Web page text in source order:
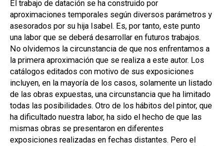
El trabajo de datación se ha construido por
aproximaciones temporales según diversos parámetros y
asesorados por su hija Isabel. Es, por tanto, este punto
una labor que se deberá desarrollar en futuros trabajos.
No olvidemos la circunstancia de que nos enfrentamos a
la primera aproximación que se realiza a este autor. Los
catálogos editados con motivo de sus exposiciones
incluyen, en la mayoría de los casos, solamente un listado
de las obras expuestas, una circunstancia que ha limitado
todas las posibilidades. Otro de los hábitos del pintor, que
ha dificultado nuestra labor, ha sido el hecho de que las
mismas obras se presentaron en diferentes
exposiciones realizadas en fechas distantes. Pero el